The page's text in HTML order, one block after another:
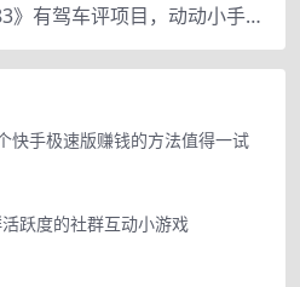
《188个赚钱项目-183》有驾车评项目，动动小手，复制粘贴赚44元！
快手极速版赚钱的方法值得一试
跃度的社群互动小游戏